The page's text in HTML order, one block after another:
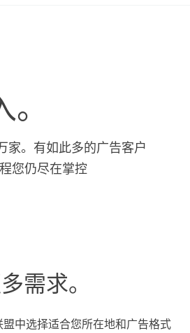
家。有如此多的广告客户
您仍尽在掌控
需求。
中选择适合您所在地和广告格式